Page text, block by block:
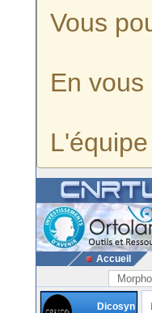
Vous
En vous
Accueil
Dicosyn